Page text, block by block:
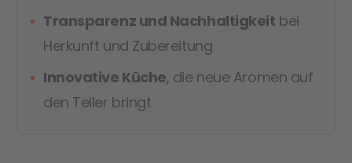
Transparenz und Nachhaltigkeit bei
Herkunft und Zubereitung
Innovative Küche, die neue Aromen auf
den Teller bringt